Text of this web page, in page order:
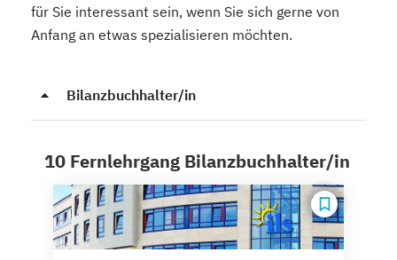
für Sie interessant sein, wenn Sie sich gerne von
Anfang an etwas spezialisieren möchten.
Bilanzbuchhalter/in
10 Fernlehrgang Bilanzbuchhalter/in